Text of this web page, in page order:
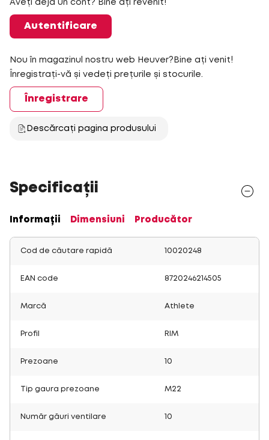
Aveți deja un cont? Bine ați revenit!
Autentificare
Nou în magazinul nostru web Heuver?Bine ați venit!
Înregistrați-vă și vedeți prețurile și stocurile.
Înregistrare
Descărcați pagina produsului
Specificații
Informații Dimensiuni Producător
Cod de căutare rapidă 10020248
EAN code 8720246214505
Marcă Athlete
Profil RIM
Prezoane 10
Tip gaura prezoane M22
Număr găuri ventilare 10